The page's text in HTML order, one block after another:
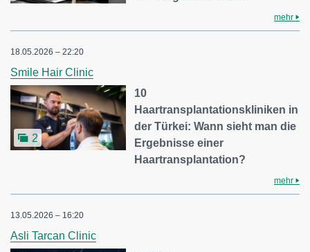
mehr
18.05.2026 – 22:20
Smile Hair Clinic
2
10
Haartransplantationskliniken in
der Türkei: Wann sieht man die
Ergebnisse einer
Haartransplantation?
mehr
13.05.2026 – 16:20
Asli Tarcan Clinic